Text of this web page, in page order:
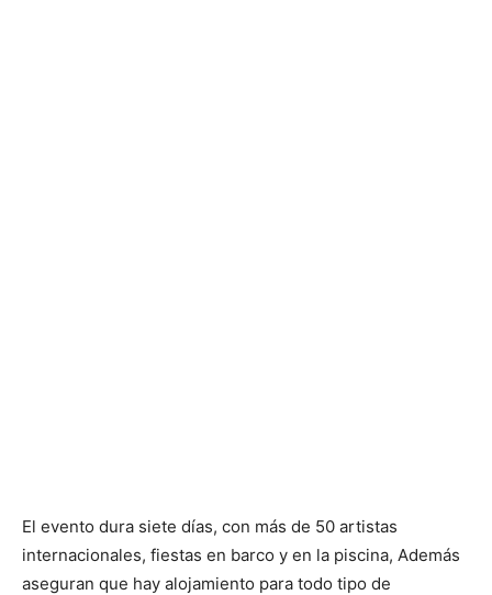
El evento dura siete días, con más de 50 artistas
internacionales, fiestas en barco y en la piscina, Además
aseguran que hay alojamiento para todo tipo de